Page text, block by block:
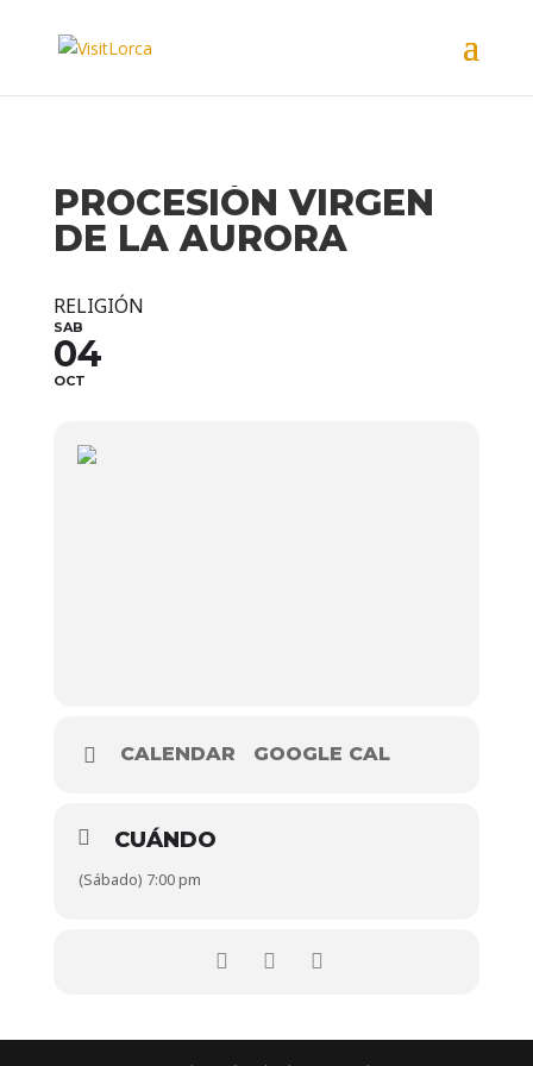
PROCESIÓN VIRGEN
DE LA AURORA
RELIGIÓN
SAB
04
OCT
CALENDAR GOOGLE CAL
CUÁNDO
(Sábado) 7:00 pm